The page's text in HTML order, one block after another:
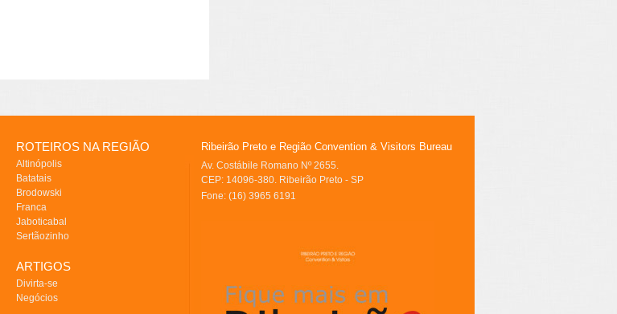
ROTEIROS NA REGIÃO
Altinópolis
Batatais
Brodowski
Franca
Jaboticabal
Sertãozinho
ARTIGOS
Divirta-se
Negócios
Ribeirão Preto e Região Convention & Visitors Bureau
Av. Costábile Romano Nº 2655.
CEP: 14096-380. Ribeirão Preto - SP
Fone: (16) 3965 6191